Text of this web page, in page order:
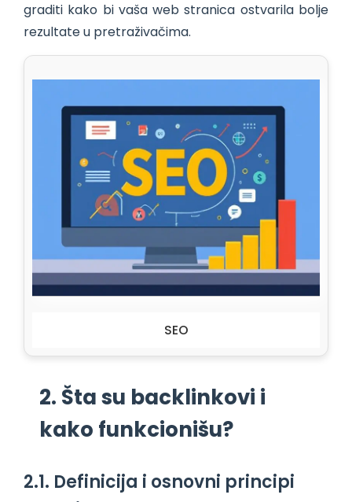
graditi kako bi vaša web stranica ostvarila bolje
rezultate u pretraživačima.
SEO
2. Šta su backlinkovi i
kako funkcionišu?
2.1. Definicija i osnovni principi